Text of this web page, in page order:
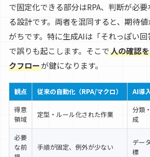
で固定化できる部分はRPA、判断が必
る設計です。両者を混同すると、期待
がちです。特に生成AIは「それっぽい
で誤りも起こします。そこで人の確認
クフローが鍵になります。
観点 従来の自動化（RPA/マクロ）
AI導
得意
領域
定型・ルール化された作業
分類
成
必要
な前
手順が固定、例外が少ない
デー
標